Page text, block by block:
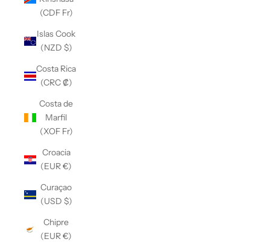
(CDF Fr)
Islas Cook
(NZD $)
Costa Rica
(CRC ₡)
Costa de
Marfil
(XOF Fr)
Croacia
(EUR €)
Curaçao
(USD $)
Chipre
(EUR €)